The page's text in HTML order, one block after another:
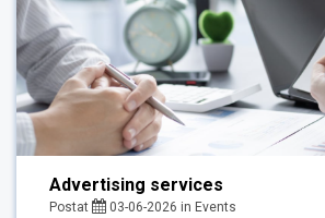
Advertising services
Postat 03-06-2026 in Events